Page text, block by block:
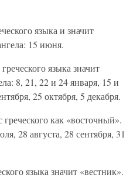
языка и значит
15 июня.
языка значит
8, 21, 22 и 24 января, 15 и
25 октября, 5 декабря.
как «восточный».
28 августа, 28 сентября, 31
языка значит «вестник».